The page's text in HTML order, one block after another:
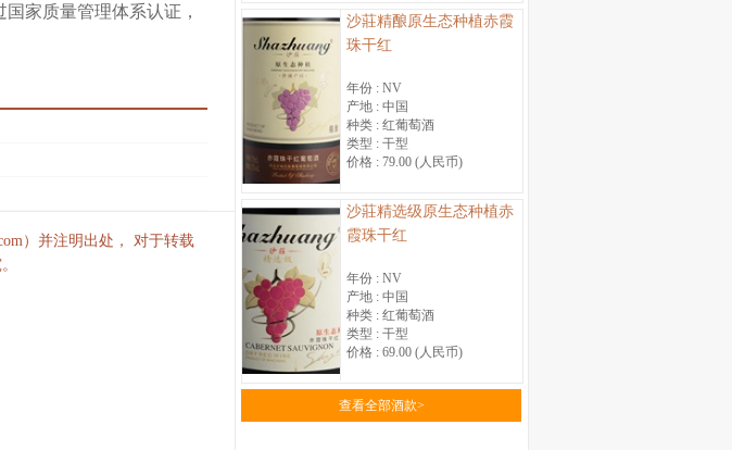
家质量管理体系认证，
）并注明出处， 对于转载
沙莊精酿原生态种植赤霞
珠干红
年份 : NV
产地 : 中国
种类 : 红葡萄酒
类型 : 干型
价格 : 79.00 (人民币)
沙莊精选级原生态种植赤
霞珠干红
年份 : NV
产地 : 中国
种类 : 红葡萄酒
类型 : 干型
价格 : 69.00 (人民币)
查看全部酒款>